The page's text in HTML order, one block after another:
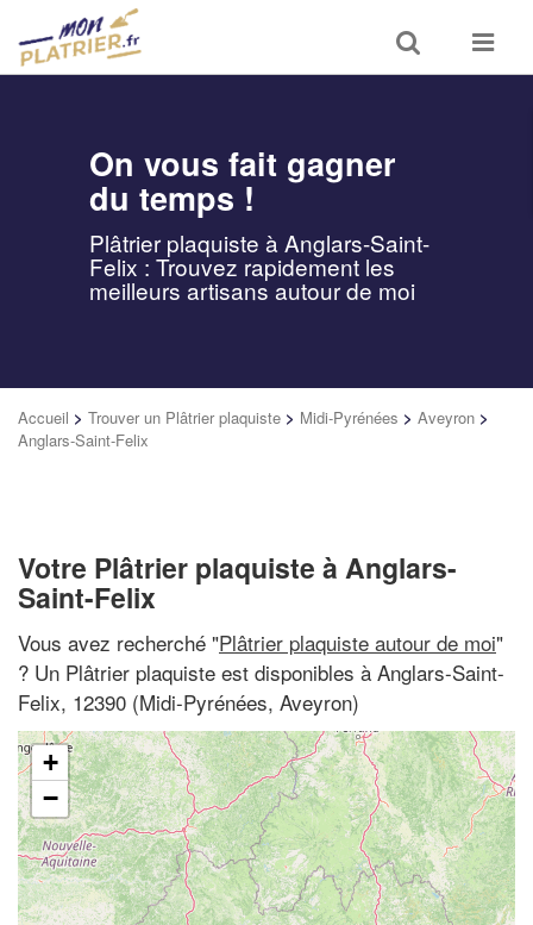
Toggle
search
Toggle
On vous fait gagner
du temps !
Plâtrier plaquiste à Anglars-Saint-
Felix : Trouvez rapidement les
meilleurs artisans autour de moi
Accueil > Trouver un Plâtrier plaquiste > Midi-Pyrénées > Aveyron >
Anglars-Saint-Felix
Votre Plâtrier plaquiste à Anglars-
Saint-Felix
Vous avez recherché "Plâtrier plaquiste autour de moi"
? Un Plâtrier plaquiste est disponibles à Anglars-Saint-
Felix, 12390 (Midi-Pyrénées, Aveyron)
+
−